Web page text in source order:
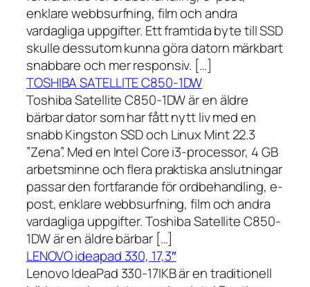
enklare webbsurfning, film och andra
vardagliga uppgifter. Ett framtida byte till SSD
skulle dessutom kunna göra datorn märkbart
snabbare och mer responsiv. […]
TOSHIBA SATELLITE C850-1DW
Toshiba Satellite C850-1DW är en äldre
bärbar dator som har fått nytt liv med en
snabb Kingston SSD och Linux Mint 22.3
”Zena”. Med en Intel Core i3-processor, 4 GB
arbetsminne och flera praktiska anslutningar
passar den fortfarande för ordbehandling, e-
post, enklare webbsurfning, film och andra
vardagliga uppgifter. Toshiba Satellite C850-
1DW är en äldre bärbar […]
LENOVO ideapad 330, 17,3″
Lenovo IdeaPad 330-17IKB är en traditionell